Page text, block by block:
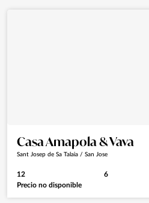
Casa Amapola & Vava
Sant Josep de Sa Talaia / San Jose
Precio no disponible